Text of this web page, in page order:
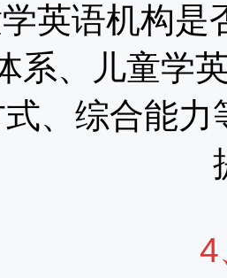
英语机构是
系、儿童学
、综合能
4